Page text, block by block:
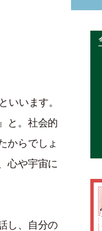
いいます。
と。社会的
からでしょ
心や宇宙に
し、自分の